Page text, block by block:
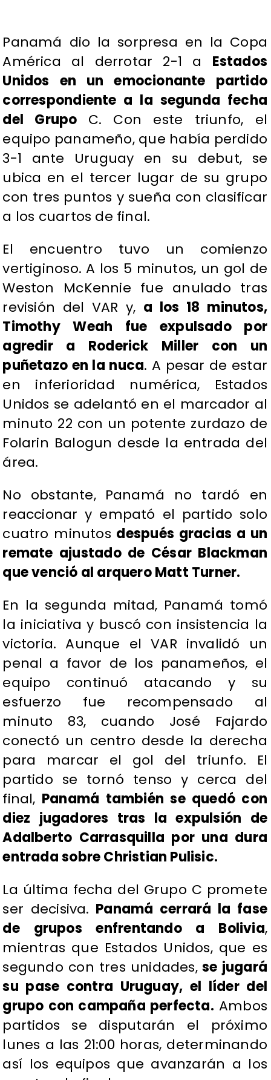
Panamá dio la sorpresa en la Copa
América al derrotar 2-1 a Estados
Unidos en un emocionante partido
correspondiente a la segunda fecha
del Grupo C. Con este triunfo, el
equipo panameño, que había perdido
3-1 ante Uruguay en su debut, se
ubica en el tercer lugar de su grupo
con tres puntos y sueña con clasificar
a los cuartos de final.
El encuentro tuvo un comienzo
vertiginoso. A los 5 minutos, un gol de
Weston McKennie fue anulado tras
revisión del VAR y, a los 18 minutos,
Timothy Weah fue expulsado por
agredir a Roderick Miller con un
puñetazo en la nuca. A pesar de estar
en inferioridad numérica, Estados
Unidos se adelantó en el marcador al
minuto 22 con un potente zurdazo de
Folarin Balogun desde la entrada del
área.
No obstante, Panamá no tardó en
reaccionar y empató el partido solo
cuatro minutos después gracias a un
remate ajustado de César Blackman
que venció al arquero Matt Turner.
En la segunda mitad, Panamá tomó
la iniciativa y buscó con insistencia la
victoria. Aunque el VAR invalidó un
penal a favor de los panameños, el
equipo continuó atacando y su
esfuerzo fue recompensado al
minuto 83, cuando José Fajardo
conectó un centro desde la derecha
para marcar el gol del triunfo. El
partido se tornó tenso y cerca del
final, Panamá también se quedó con
diez jugadores tras la expulsión de
Adalberto Carrasquilla por una dura
entrada sobre Christian Pulisic.
​La última fecha del Grupo C promete
ser decisiva. Panamá cerrará la fase
de grupos enfrentando a Bolivia,
mientras que Estados Unidos, que es
segundo con tres unidades,se jugará
su pase contra Uruguay, el líder del
grupo con campaña perfecta. Ambos
partidos se disputarán el próximo
lunes a las 21:00 horas, determinando
así los equipos que avanzarán a los